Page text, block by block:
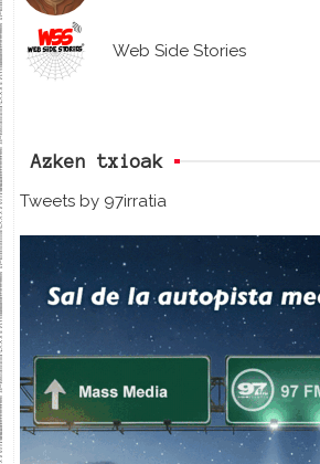
Web Side Stories
Azken txioak
Tweets by 97irratia